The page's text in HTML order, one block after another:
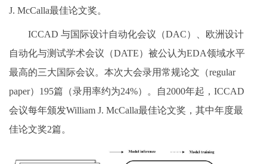
J. McCalla最佳论文奖。
ICCAD 与国际设计自动化会议（DAC）、欧洲设计
自动化与测试学术会议（DATE）被公认为EDA领域水平
最高的三大国际会议。本次大会录用常规论文（regular
paper）195篇（录用率约为24%）。自2000年起，ICCAD
会议每年颁发William J. McCalla最佳论文奖，其中年度最
佳论文奖2篇。